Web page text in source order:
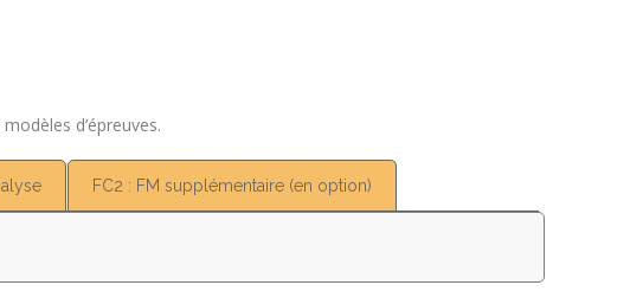
d’épreuves.
FC2 : FM supplémentaire (en option)